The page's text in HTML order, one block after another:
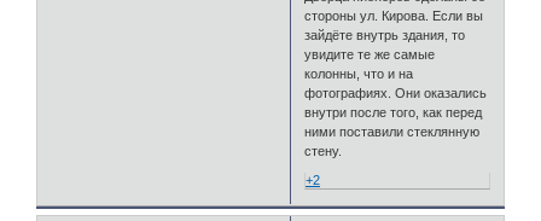
стороны ул. Кирова. Если вы
зайдёте внутрь здания, то
увидите те же самые
колонны, что и на
фотографиях. Они оказались
внутри после того, как перед
ними поставили стеклянную
стену.
+2